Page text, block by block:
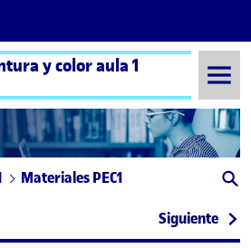
y color aula 1
Materiales PEC1
de entradas
y bienvenidas! Siguiente: